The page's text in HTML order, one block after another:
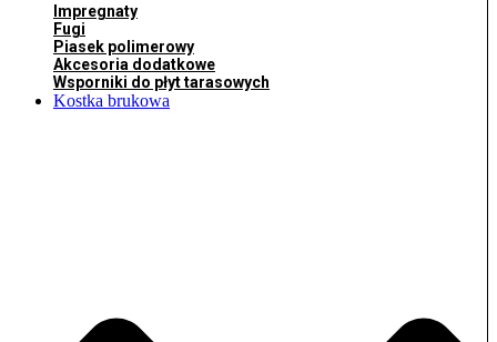
Impregnaty
Fugi
Piasek polimerowy
Akcesoria dodatkowe
Wsporniki do płyt tarasowych
Kostka brukowa